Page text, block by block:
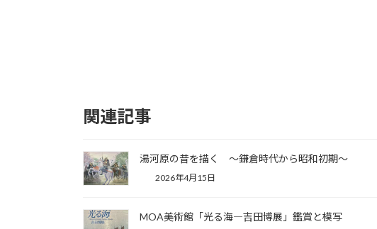
関連記事
湯河原の昔を描く ～鎌倉時代から昭和初期～
2026年4月15日
MOA美術館「光る海―吉田博展」鑑賞と模写